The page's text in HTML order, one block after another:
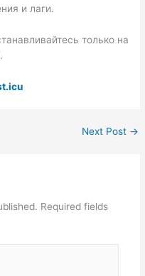
и лаги.
только на
Next Post →
Required fields